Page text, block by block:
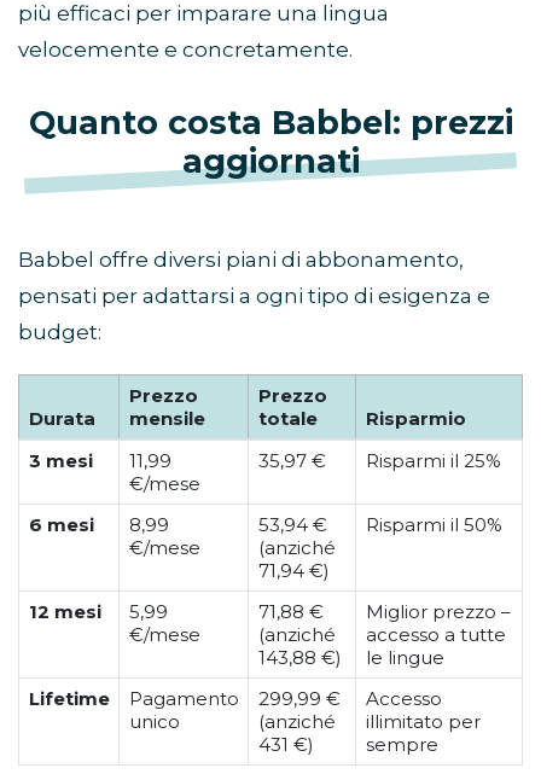
più efficaci per imparare una lingua
velocemente e concretamente.
Quanto costa Babbel: prezzi
aggiornati
Babbel offre diversi piani di abbonamento,
pensati per adattarsi a ogni tipo di esigenza e
budget:
Durata
Prezzo
mensile
Prezzo
totale
Risparmio
3 mesi
11,99
€/mese
35,97 € Risparmi il 25%
6 mesi
8,99
€/mese
53,94 €
(anziché
71,94 €)
Risparmi il 50%
12 mesi
5,99
€/mese
71,88 €
(anziché
143,88 €)
Miglior prezzo –
accesso a tutte
le lingue
Lifetime
Pagamento
unico
299,99 €
(anziché
431 €)
Accesso
illimitato per
sempre